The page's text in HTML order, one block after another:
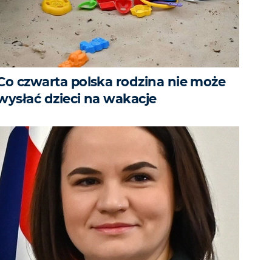
czwarta polska rodzina nie może
dzieci na wakacje